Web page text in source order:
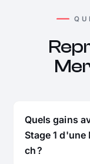
Quels gains
Stage 1
ch ?